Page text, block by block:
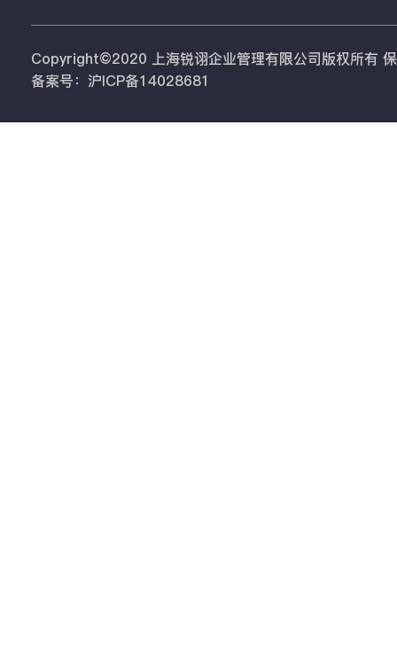
Copyright©2020 上海锐诩企业管理有限公司版权所有
备案号：沪ICP备14028681